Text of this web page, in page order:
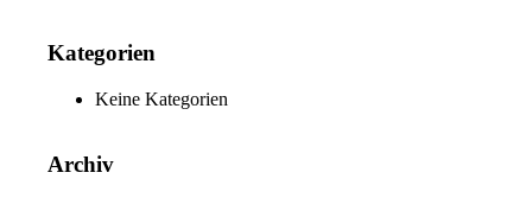
Kategorien
Keine Kategorien
Archiv